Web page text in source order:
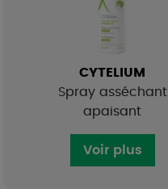
CYTELIUM
Spray asséchant
apaisant
Voir plus